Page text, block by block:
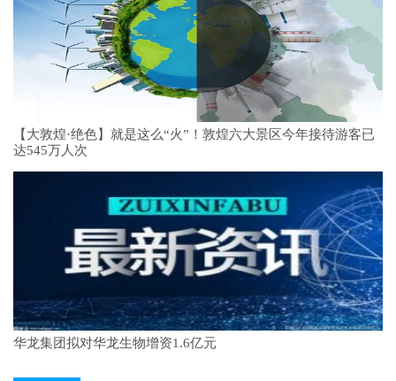
【大敦煌·绝色】就是这么“火”！敦煌六大景区今年接待游客已
达545万人次
华龙集团拟对华龙生物增资1.6亿元